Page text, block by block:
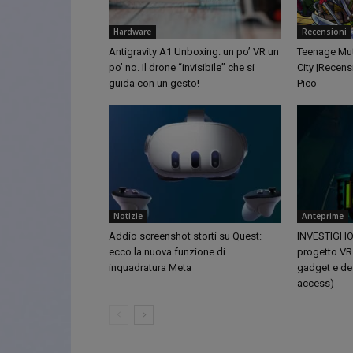
Hardware
Antigravity A1 Unboxing: un po’ VR un
po’ no. Il drone “invisibile” che si
guida con un gesto!
Recensioni
Teenage
City
Pico
Notizie
Addio screenshot storti su Quest:
ecco la nuova funzione di
inquadratura Meta
Anteprime
progetto
gadget e
access)